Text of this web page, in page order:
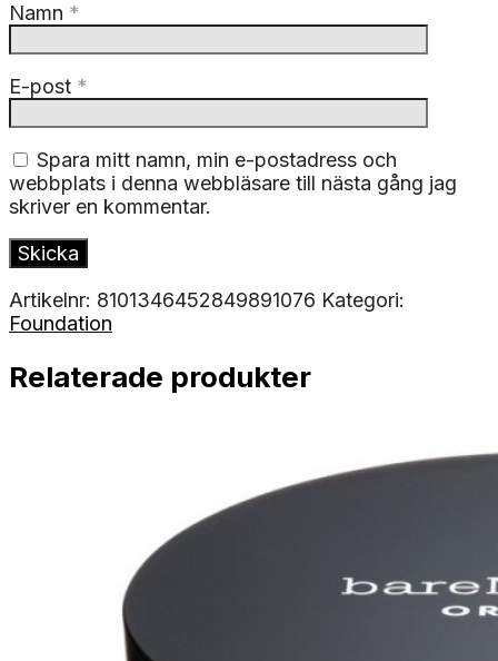
Namn *
E-post *
Spara mitt namn, min e-postadress och
webbplats i denna webbläsare till nästa gång jag
skriver en kommentar.
Artikelnr: 8101346452849891076 Kategori:
Foundation
Relaterade produkter